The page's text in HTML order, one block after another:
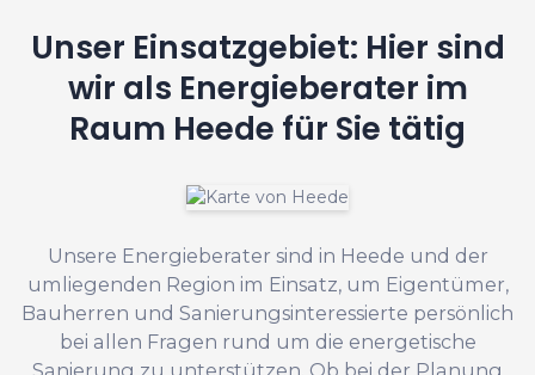
Unser Einsatzgebiet: Hier sind
wir als Energieberater im
Raum Heede für Sie tätig
Unsere Energieberater sind in Heede und der
umliegenden Region im Einsatz, um Eigentümer,
Bauherren und Sanierungsinteressierte persönlich
bei allen Fragen rund um die energetische
Sanierung zu unterstützen. Ob bei der Planung